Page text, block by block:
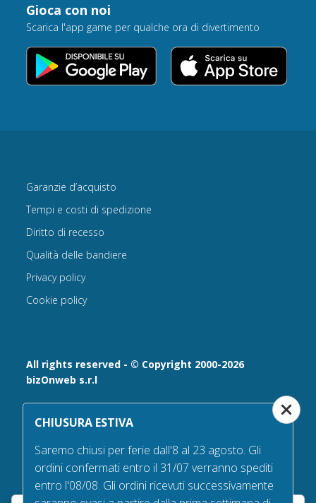
Gioca con noi
Scarica l'app game per qualche ora di divertimento
All rights reserved - © Copyright 2000-2026
bizOnweb s.r.l
Via Fratelli Bandiera 18, 25122 - Brescia, Italia
P.IVA 02232630984 - Iscrizione presso la Camera di
n° REA 432569 Capitale sociale versato Euro 25.000,00.
Tel +39.030 6394506
Garanzie d’acquisto
Tempi e costi di spedizione
Diritto di recesso
Qualità delle bandiere
Privacy policy
Cookie policy
CHIUSURA ESTIVA
Saremo chiusi per ferie dall'8 al 23 agosto. Gli
ordini confermati entro il 31/07 verranno spediti
entro l'08/08. Gli ordini ricevuti successivamente